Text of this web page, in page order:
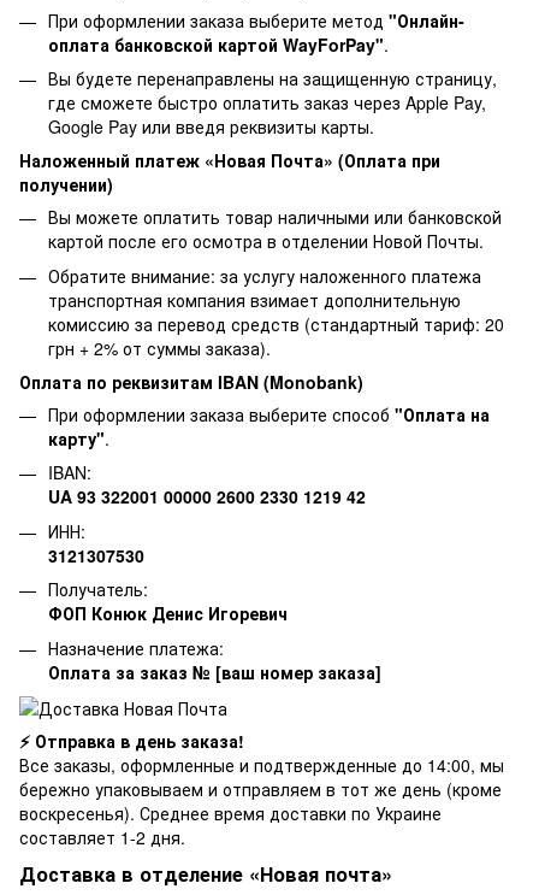
При оформлении заказа выберите метод "Онлайн-
оплата банковской картой WayForPay".
Вы будете перенаправлены на защищенную страницу,
где сможете быстро оплатить заказ через Apple Pay,
Google Pay или введя реквизиты карты.
Наложенный платеж «Новая Почта» (Оплата при
получении)
Вы можете оплатить товар наличными или банковской
картой после его осмотра в отделении Новой Почты.
Обратите внимание: за услугу наложенного платежа
транспортная компания взимает дополнительную
комиссию за перевод средств (стандартный тариф: 20
грн + 2% от суммы заказа).
Оплата по реквизитам IBAN (Monobank)
При оформлении заказа выберите способ "Оплата на
карту".
IBAN:
UA 93 322001 00000 2600 2330 1219 42
ИНН:
3121307530
Получатель:
ФОП Конюк Денис Игоревич
Назначение платежа:
Оплата за заказ № [ваш номер заказа]
⚡ Отправка в день заказа!
Все заказы, оформленные и подтвержденные до 14:00, мы
бережно упаковываем и отправляем в тот же день (кроме
воскресенья). Среднее время доставки по Украине
составляет 1-2 дня.
Доставка в отделение «Новая почта»